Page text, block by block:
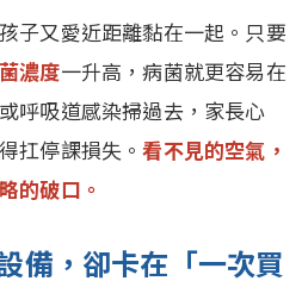
子又愛近距離黏在一起。只要
濃度一升高，病菌就更容易在
呼吸道感染掃過去，家長心
扛停課損失。看不見的空氣，
的破口。
備，卻卡在「一次買